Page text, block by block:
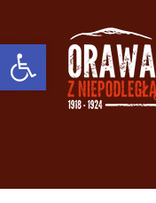
Otwórz Pasek narzędzi